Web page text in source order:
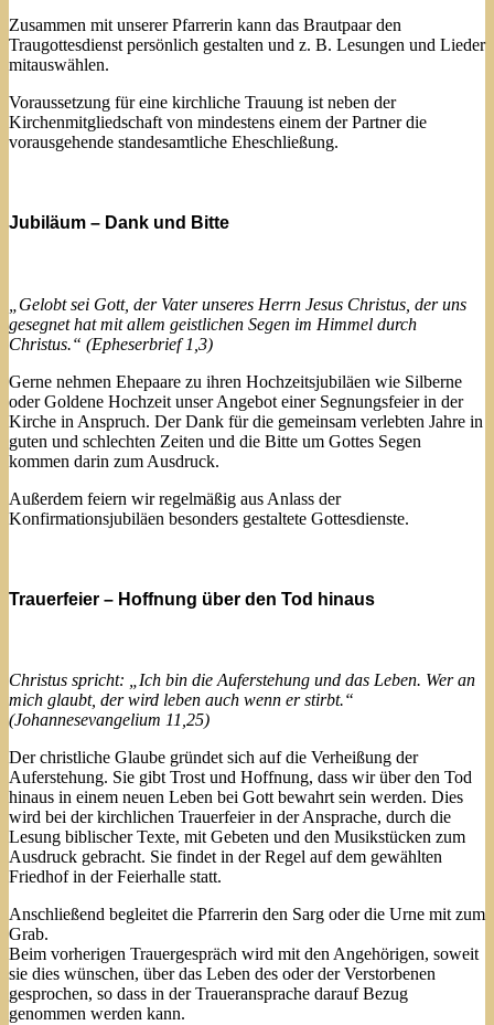
Zusammen mit unserer Pfarrerin kann das Brautpaar den
Traugottesdienst persönlich gestalten und z. B. Lesungen und Lieder
mitauswählen.
Voraussetzung für eine kirchliche Trauung ist neben der
Kirchenmitgliedschaft von mindestens einem der Partner die
vorausgehende standesamtliche Eheschließung.
Jubiläum – Dank und Bitte
„Gelobt sei Gott, der Vater unseres Herrn Jesus Christus, der uns
gesegnet hat mit allem geistlichen Segen im Himmel durch
Christus.“ (Epheserbrief 1,3)
Gerne nehmen Ehepaare zu ihren Hochzeitsjubiläen wie Silberne
oder Goldene Hochzeit unser Angebot einer Segnungsfeier in der
Kirche in Anspruch. Der Dank für die gemeinsam verlebten Jahre in
guten und schlechten Zeiten und die Bitte um Gottes Segen
kommen darin zum Ausdruck.
Außerdem feiern wir regelmäßig aus Anlass der
Konfirmationsjubiläen besonders gestaltete Gottesdienste.
Trauerfeier – Hoffnung über den Tod hinaus
Christus spricht: „Ich bin die Auferstehung und das Leben. Wer an
mich glaubt, der wird leben auch wenn er stirbt.“
(Johannesevangelium 11,25)
Der christliche Glaube gründet sich auf die Verheißung der
Auferstehung. Sie gibt Trost und Hoffnung, dass wir über den Tod
hinaus in einem neuen Leben bei Gott bewahrt sein werden. Dies
wird bei der kirchlichen Trauerfeier in der Ansprache, durch die
Lesung biblischer Texte, mit Gebeten und den Musikstücken zum
Ausdruck gebracht. Sie findet in der Regel auf dem gewählten
Friedhof in der Feierhalle statt.
Anschließend begleitet die Pfarrerin den Sarg oder die Urne mit zum
Grab.
Beim vorherigen Trauergespräch wird mit den Angehörigen, soweit
sie dies wünschen, über das Leben des oder der Verstorbenen
gesprochen, so dass in der Traueransprache darauf Bezug
genommen werden kann.